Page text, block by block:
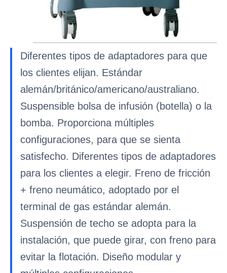
Diferentes tipos de adaptadores para que
los clientes elijan. Estándar
alemán/británico/americano/australiano.
Suspensible bolsa de infusión (botella) o la
bomba. Proporciona múltiples
configuraciones, para que se sienta
satisfecho. Diferentes tipos de adaptadores
para los clientes a elegir. Freno de fricción
+ freno neumático, adoptado por el
terminal de gas estándar alemán.
Suspensión de techo se adopta para la
instalación, que puede girar, con freno para
evitar la flotación. Diseño modular y